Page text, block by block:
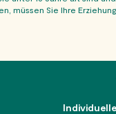
müssen Sie Ihre
is a list of